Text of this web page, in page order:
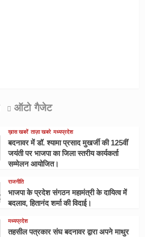
ऑटो गैजेट
ख़ास खबरें ताज़ा खबरे मध्यप्रदेश
बदनावर में डॉ. श्यामा प्रसाद मुखर्जी की 125वीं
जयंती पर भाजपा का जिला स्तरीय कार्यकर्ता
सम्मेलन आयोजित।
राजनीति
भाजपा के प्रदेश संगठन महामंत्री के दायित्व में
बदलाव, हितानंद शर्मा की विदाई।
मध्यप्रदेश
तहसील पत्रकार संघ बदनावर द्वारा अपने माथुर